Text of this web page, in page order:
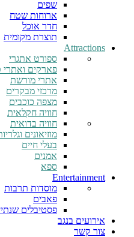
שפים
ארוחות שטח
חדר אוכל
תוצרת מקומית
Attractions
ספורט אתגרי
פארקים
אתרי מורשת
מרכזי מבקרים
מצפה כוכבים
חוויה חקלאית
חוויה בדואית
מוזיאונים
בעלי חיים
אמנים
ספא
Entertainment
מוסדות תרבות
פאבים
פסטיבלים
אירועים בנגב
צור קשר